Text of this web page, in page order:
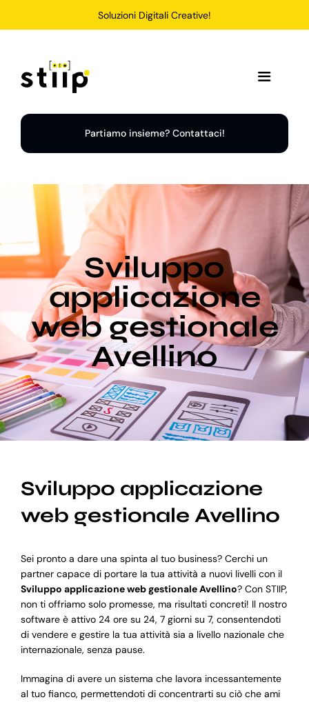
Soluzioni Digitali Creative!
Toggle
Home
Soluzioni
Chi Siamo
Portfolio
Blog
Supporto
Partiamo insieme? Contattaci!
Sviluppo
applicazione
web gestionale
Avellino
Sviluppo applicazione
web gestionale Avellino
Sei pronto a dare una spinta al tuo business? Cerchi un
partner capace di portare la tua attività a nuovi livelli con il
Sviluppo applicazione web gestionale Avellino? Con STIIP,
non ti offriamo solo promesse, ma risultati concreti! Il nostro
software è attivo 24 ore su 24, 7 giorni su 7, consentendoti
di vendere e gestire la tua attività sia a livello nazionale che
internazionale, senza pause.
Immagina di avere un sistema che lavora incessantemente
al tuo fianco, permettendoti di concentrarti su ciò che ami